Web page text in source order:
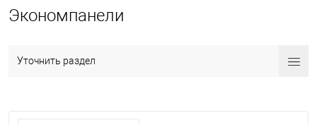
Экономпанели
Уточнить раздел